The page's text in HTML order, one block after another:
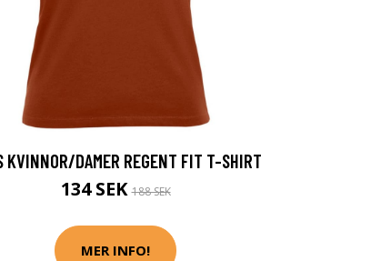
KVINNOR/DAMER REGENT FIT T-SHIRT
134 SEK188 SEK
MER INFO!